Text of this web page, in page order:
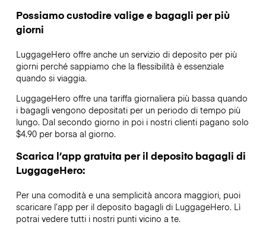
Possiamo custodire valige e bagagli per più
giorni
LuggageHero offre anche un servizio di deposito per più
giorni perché sappiamo che la flessibilità è essenziale
quando si viaggia.
LuggageHero offre una tariffa giornaliera più bassa quando
i bagagli vengono depositati per un periodo di tempo più
lungo. Dal secondo giorno in poi i nostri clienti pagano solo
$4.90 per borsa al giorno.
Scarica l’app gratuita per il deposito bagagli di
LuggageHero:
Per una comodità e una semplicità ancora maggiori, puoi
scaricare l’app per il deposito bagagli di LuggageHero. Lì
potrai vedere tutti i nostri punti vicino a te.